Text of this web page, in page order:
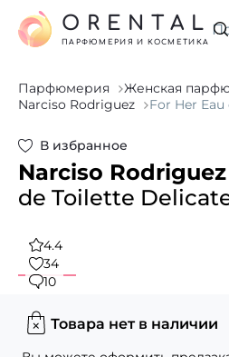
ORENTAL
ПАРФЮМЕРИЯ И КОСМЕТИКА
Парфюмерия
Женская
Narciso Rodriguez
For Her
В избранное
Narciso Rodriguez
de Toilette
4.4
34
10
Товара нет в наличии